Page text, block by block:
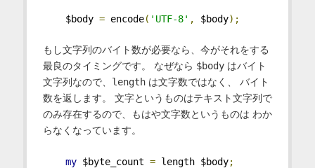
$body = encode( 'UTF-8' , $body);
もし文字列のバイト数が必要なら、今がそれをする
最良のタイミングです。 なぜなら $bodyはバイト
文字列なので、 lengthは文字数ではなく、 バイト
数を返します。 文字というものはテキスト文字列で
のみ存在するので、もはや文字数というものは わか
らなくなっています。
my $byte_count = length $body;